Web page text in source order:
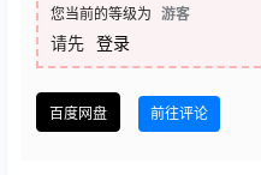
您当前的等级为 游客
请先 登录
百度网盘 前往评论